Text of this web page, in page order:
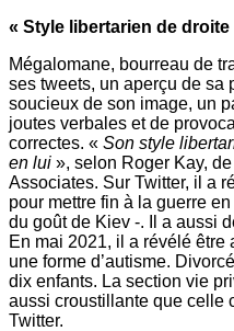
« Style libertarien de droite
Mégalomane, bourreau de
ses tweets, un aperçu de sa
soucieux de son image, un
joutes verbales et de
correctes. « Son style
en lui », selon Roger Kay,
Associates. Sur Twitter, il a
pour mettre fin à la guerre
du goût de Kiev -. Il a aussi
En mai 2021, il a révélé être
une forme d’autisme.
dix enfants. La section vie
aussi croustillante que celle
Twitter.